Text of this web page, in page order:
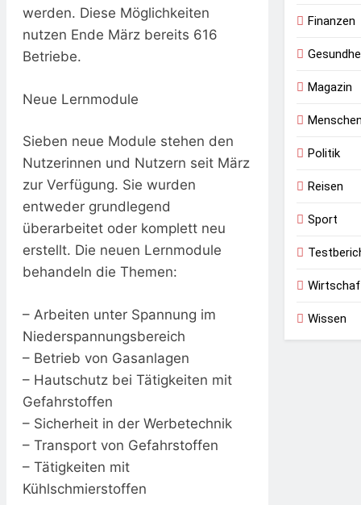
werden. Diese Möglichkeiten
nutzen Ende März bereits 616
Betriebe.
Neue Lernmodule
Sieben neue Module stehen den
Nutzerinnen und Nutzern seit März
zur Verfügung. Sie wurden
entweder grundlegend
überarbeitet oder komplett neu
erstellt. Die neuen Lernmodule
behandeln die Themen:
– Arbeiten unter Spannung im
Niederspannungsbereich
– Betrieb von Gasanlagen
– Hautschutz bei Tätigkeiten mit
Gefahrstoffen
– Sicherheit in der Werbetechnik
– Transport von Gefahrstoffen
– Tätigkeiten mit
Kühlschmierstoffen
Finanzen
Magazin
Politik
Reisen
Sport
Wissen